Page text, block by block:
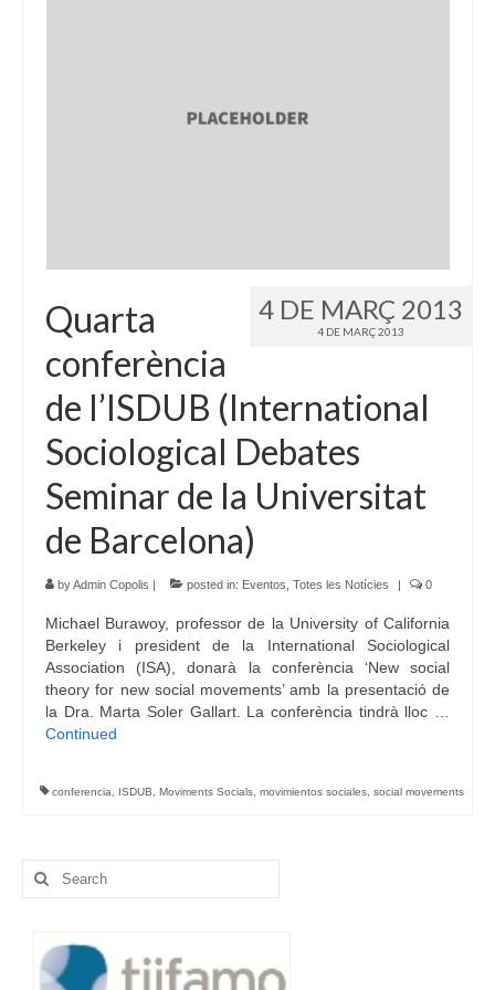
4 DE MARÇ 2013
4 DE MARÇ 2013
Quarta
conferència
de l’ISDUB (International
Sociological Debates
Seminar de la Universitat
de Barcelona)
byAdmin Copolis | posted in: Eventos Totes les Notícies | 0
Michael Burawoy, professor de la University of California
Berkeley i president de la International Sociological
Association (ISA), donarà la conferència ‘New social
theory for new social movements’ amb la presentació de
la Dra. Marta Soler Gallart. La conferència tindrà lloc …
Continued
conferencia ISDUB Moviments Socials movimientos sociales social movements
Search
for: